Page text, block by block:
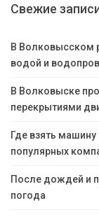
Свежие
В Волковысском
водой и
В Волковыске
перекрытиями
Где взять
популярных
После дождей и
погода